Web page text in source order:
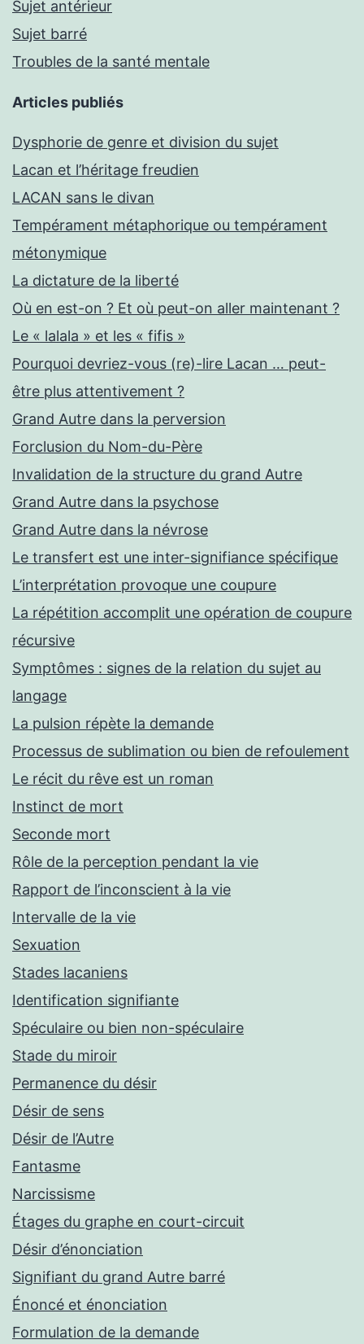
Sujet antérieur
Sujet barré
Troubles de la santé mentale
Articles publiés
Dysphorie de genre et division du sujet
Lacan et l’héritage freudien
LACAN sans le divan
Tempérament métaphorique ou tempérament
métonymique
La dictature de la liberté
Où en est-on ? Et où peut-on aller maintenant ?
Le « lalala » et les « fifis »
Pourquoi devriez-vous (re)-lire Lacan … peut-
être plus attentivement ?
Grand Autre dans la perversion
Forclusion du Nom-du-Père
Invalidation de la structure du grand Autre
Grand Autre dans la psychose
Grand Autre dans la névrose
Le transfert est une inter-signifiance spécifique
L’interprétation provoque une coupure
La répétition accomplit une opération de coupure
récursive
Symptômes : signes de la relation du sujet au
langage
La pulsion répète la demande
Processus de sublimation ou bien de refoulement
Le récit du rêve est un roman
Instinct de mort
Seconde mort
Rôle de la perception pendant la vie
Rapport de l’inconscient à la vie
Intervalle de la vie
Sexuation
Stades lacaniens
Identification signifiante
Spéculaire ou bien non-spéculaire
Stade du miroir
Permanence du désir
Désir de sens
Désir de l’Autre
Fantasme
Narcissisme
Étages du graphe en court-circuit
Désir d’énonciation
Signifiant du grand Autre barré
Énoncé et énonciation
Formulation de la demande